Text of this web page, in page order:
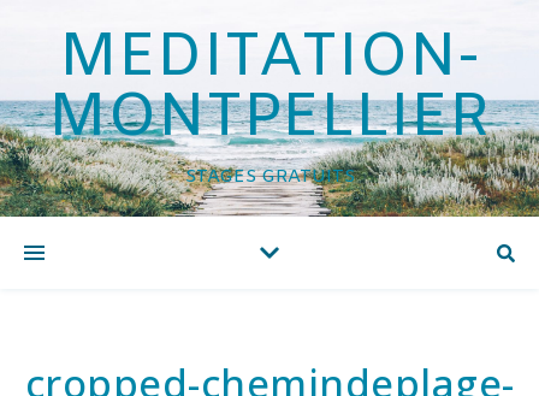
MEDITATION-
MONTPELLIER
STAGES GRATUITS
cropped-chemindeplage-